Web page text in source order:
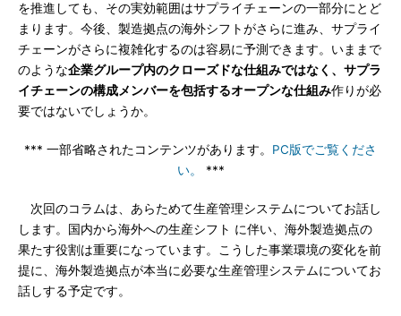
を推進しても、その実効範囲はサプライチェーンの一部分にとど
まります。今後、製造拠点の海外シフトがさらに進み、サプライ
チェーンがさらに複雑化するのは容易に予測できます。いままで
のような企業グループ内のクローズドな仕組みではなく、サプラ
イチェーンの構成メンバーを包括するオープンな仕組み作りが必
要ではないでしょうか。
*** 一部省略されたコンテンツがあります。 PC版でご覧くださ
い。
***
次回のコラムは、あらためて生産管理システムについてお話し
します。国内から海外への生産シフト に伴い、海外製造拠点の
果たす役割は重要になっています。こうした事業環境の変化を前
提に、海外製造拠点が本当に必要な生産管理システムについてお
話しする予定です。